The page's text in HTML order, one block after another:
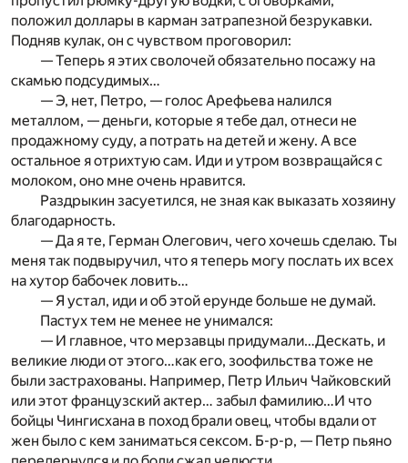
положил доллары в карман затрапезной безрукавки.
Подняв кулак, он с чувством проговорил:
— Теперь я этих сволочей обязательно посажу на
скамью подсудимых…
— Э, нет, Петро, — голос Арефьева налился
металлом, — деньги, которые я тебе дал, отнеси не
продажному суду, а потрать на детей и жену. А все
остальное я отрихтую сам. Иди и утром возвращайся с
молоком, оно мне очень нравится.
Раздрыкин засуетился, не зная как выказать хозяину
благодарность.
— Да я те, Герман Олегович, чего хочешь сделаю. Ты
меня так подвыручил, что я теперь могу послать их всех
на хутор бабочек ловить…
— Я устал, иди и об этой ерунде больше не думай.
Пастух тем не менее не унимался:
— И главное, что мерзавцы придумали…Дескать, и
великие люди от этого…как его, зоофильства тоже не
были застрахованы. Например, Петр Ильич Чайковский
или этот французский актер… забыл фамилию…И что
бойцы Чингисхана в поход брали овец, чтобы вдали от
жен было с кем заниматься сексом. Б-р-р, — Петр пьяно